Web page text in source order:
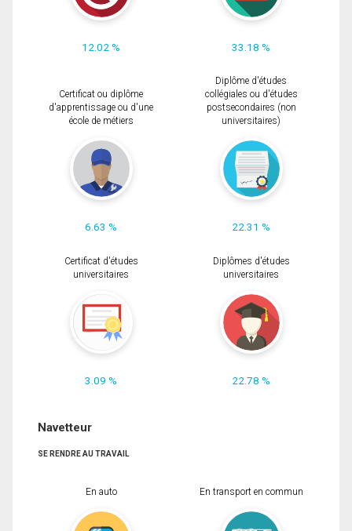
12.02 % 33.18 %
Certificat ou diplôme
d'apprentissage ou d'une
école de métiers
6.63 %
Diplôme d'études
collégiales ou d'études
postsecondaires (non
universitaires)
22.31 %
Certificat d'études
universitaires
3.09 %
Diplômes d'études
universitaires
22.78 %
Navetteur
SE RENDRE AU TRAVAIL
En auto En transport en commun